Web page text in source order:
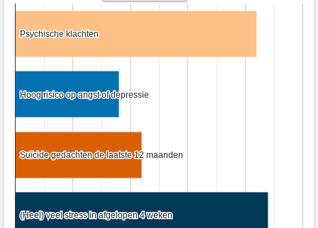
Psychische klachten
Psychische klachten
Hoog risico op angst of depressie
Hoog risico op angst of depressie
Suïcide gedachten de laatste 12 maanden
Suïcide gedachten de laatste 12 maanden
(Heel) veel stress in afgelopen 4 weken
(Heel) veel stress in afgelopen 4 weken